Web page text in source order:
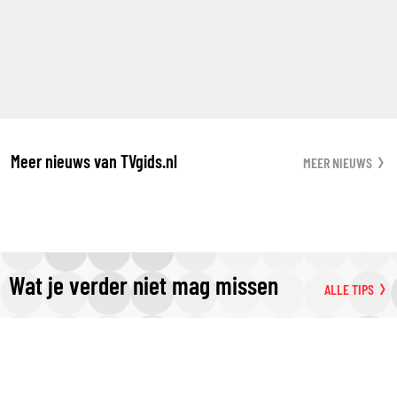
Meer nieuws van TVgids.nl MEER NIEUWS
Wat je verder niet mag missen ALLE TIPS